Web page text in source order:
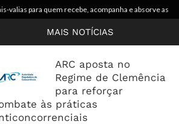
MAIS NOTÍCIAS
ARC aposta no
Regime de Clemência
para reforçar
às práticas
valias para quem recebe, acompanha e absorve as
diferentes meios do projecto. Portanto, o
importantes para os objectivos institucionais e